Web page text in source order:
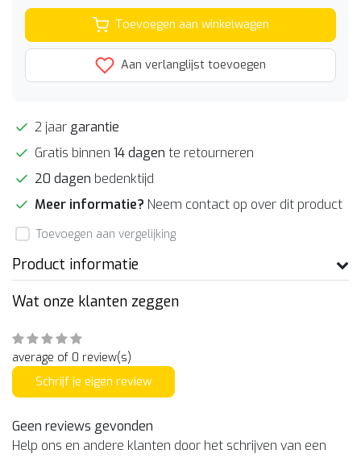
Toevoegen aan winkelwagen
Aan verlanglijst toevoegen
2 jaar garantie
Gratis binnen 14 dagen te retourneren
20 dagen bedenktijd
Meer informatie? Neem contact op over dit product
Toevoegen aan vergelijking
Product informatie
Wat onze klanten zeggen
average of 0 review(s)
Schrijf je eigen review
Geen reviews gevonden
Help ons en andere klanten door het schrijven van een